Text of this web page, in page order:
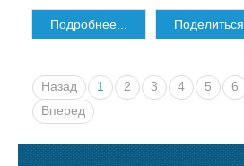
Подробнее... Поделиться
Назад 1 2 3 4 5 6
Вперед